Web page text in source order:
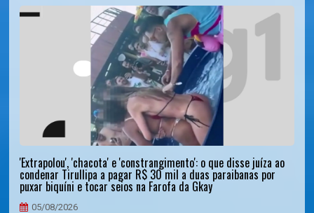
'Extrapolou', 'chacota' e 'constrangimento': o que disse juíza ao
condenar Tirullipa a pagar R$ 30 mil a duas paraibanas por
puxar biquíni e tocar seios na Farofa da Gkay
05/08/2026